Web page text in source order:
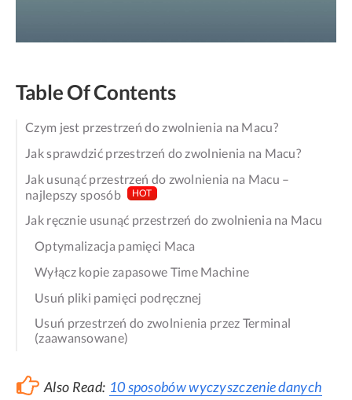
Table Of Contents
Czym jest przestrzeń do zwolnienia na Macu?
Jak sprawdzić przestrzeń do zwolnienia na Macu?
Jak usunąć przestrzeń do zwolnienia na Macu –
najlepszy sposób
HOT
Jak ręcznie usunąć przestrzeń do zwolnienia na Macu
Optymalizacja pamięci Maca
Wyłącz kopie zapasowe Time Machine
Usuń pliki pamięci podręcznej
Usuń przestrzeń do zwolnienia przez Terminal
(zaawansowane)
Also Read: 10 sposobów wyczyszczenie danych